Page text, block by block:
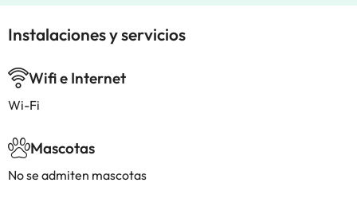
Instalaciones y servicios
Wifi e Internet
Wi-Fi
Mascotas
No se admiten mascotas